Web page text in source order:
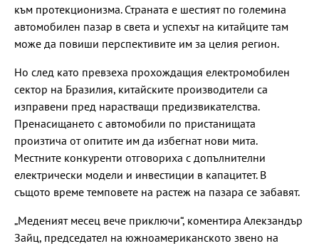
към протекционизма. Страната е шестият по големина
автомобилен пазар в света и успехът на китайците там
може да повиши перспективите им за целия регион.
Но след като превзеха прохождащия електромобилен
сектор на Бразилия, китайските производители са
изправени пред нарастващи предизвикателства.
Пренасищането с автомобили по пристанищата
произтича от опитите им да избегнат нови мита.
Местните конкуренти отговориха с допълнителни
електрически модели и инвестиции в капацитет. В
същото време темповете на растеж на пазара се забавят.
„Меденият месец вече приключи“, коментира Алекзандър
Зайц, председател на южноамериканското звено на